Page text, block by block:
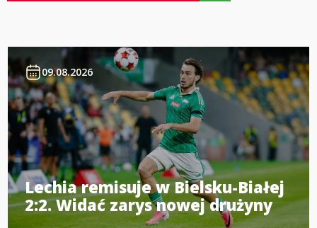
09.08.2026
Lechia remisuje w Bielsku-Białej
2:2. Widać zarys nowej drużyny